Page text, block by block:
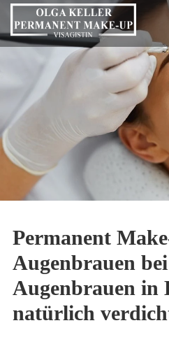
Permanent
Augenbrauen
Augenbrauen in
natürlich